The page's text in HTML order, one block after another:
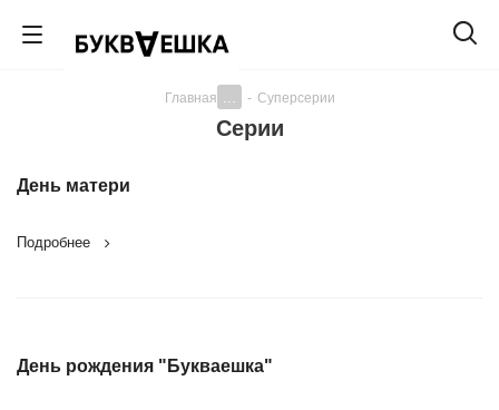
Главная - Суперсерии
Серии
День матери
Подробнее
День рождения "Букваешка"